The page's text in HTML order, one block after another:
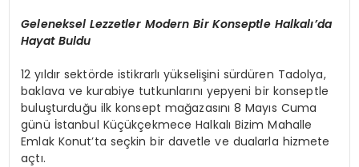
Geleneksel Lezzetler Modern Bir Konseptle Halkalı’da
Hayat Buldu
12 yıldır sektörde istikrarlı yükselişini sürdüren Tadolya,
baklava ve kurabiye tutkunlarını yepyeni bir konseptle
buluşturduğu ilk konsept mağazasını 8 Mayıs Cuma
günü İstanbul Küçükçekmece Halkalı Bizim Mahalle
Emlak Konut’ta seçkin bir davetle ve dualarla hizmete
açtı.